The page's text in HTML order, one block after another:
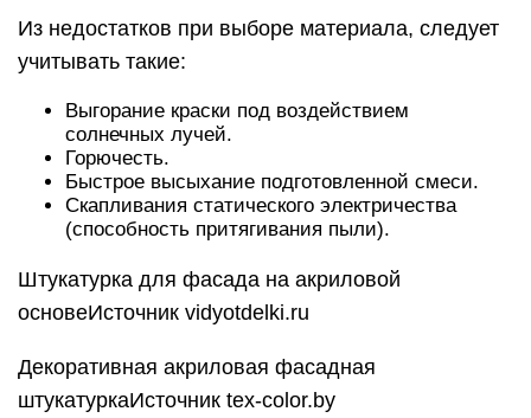
Из недостатков при выборе материала, следует
учитывать такие:
Выгорание краски под воздействием
солнечных лучей.
Горючесть.
Быстрое высыхание подготовленной смеси.
Скапливания статического электричества
(способность притягивания пыли).
Штукатурка для фасада на акриловой
основеИсточник vidyotdelki.ru
Декоративная акриловая фасадная
штукатуркаИсточник tex-color.by